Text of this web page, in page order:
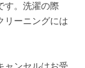
。洗濯の際
リーニングには